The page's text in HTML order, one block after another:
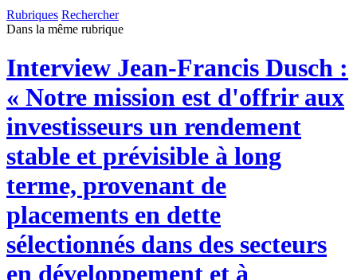
Rubriques Rechercher
Dans la même rubrique
Interview Jean-Francis Dusch :
« Notre mission est d'offrir aux
investisseurs un rendement
stable et prévisible à long
terme, provenant de
placements en dette
sélectionnés dans des secteurs
en développement et à